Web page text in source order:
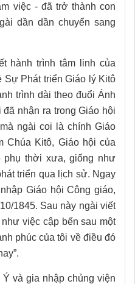
việc - đã trở thành con
dần dần chuyển sang
hành trình tâm linh của
Sự Phát triển Giáo lý Kitô
trình dài theo đuổi Ánh
nhận ra trong Giáo hội
ngài coi là chính Giáo
Chúa Kitô, Giáo hội của
phụ thời xưa, giống như
triển qua lịch sử. Ngay
Giáo hội Công giáo,
1845. Sau này ngài viết
việc cập bến sau một
phúc của tôi về điều đó
và gia nhập chủng viện